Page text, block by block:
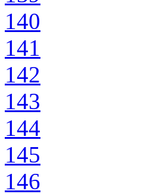
140
141
142
143
144
145
146